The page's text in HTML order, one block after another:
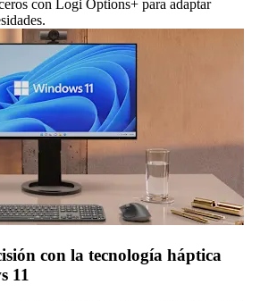
con Logi Options+ para adaptar
con la tecnología háptica
11